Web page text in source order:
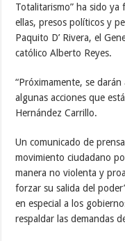
Totalitarismo” ha sido
ellas, presos políticos y
Paquito D’ Rivera, el
católico Alberto Reyes.
“Próximamente, se
algunas acciones que
Hernández Carrillo.
Un comunicado de
movimiento ciudadano
manera no violenta y
forzar su salida del
en especial a los
respaldar las demandas